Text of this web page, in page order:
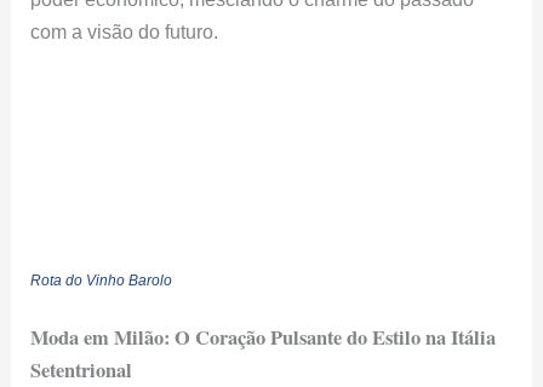
com a visão do futuro.
Rota do Vinho Barolo
Moda em Milão: O Coração Pulsante do Estilo na Itália
Setentrional